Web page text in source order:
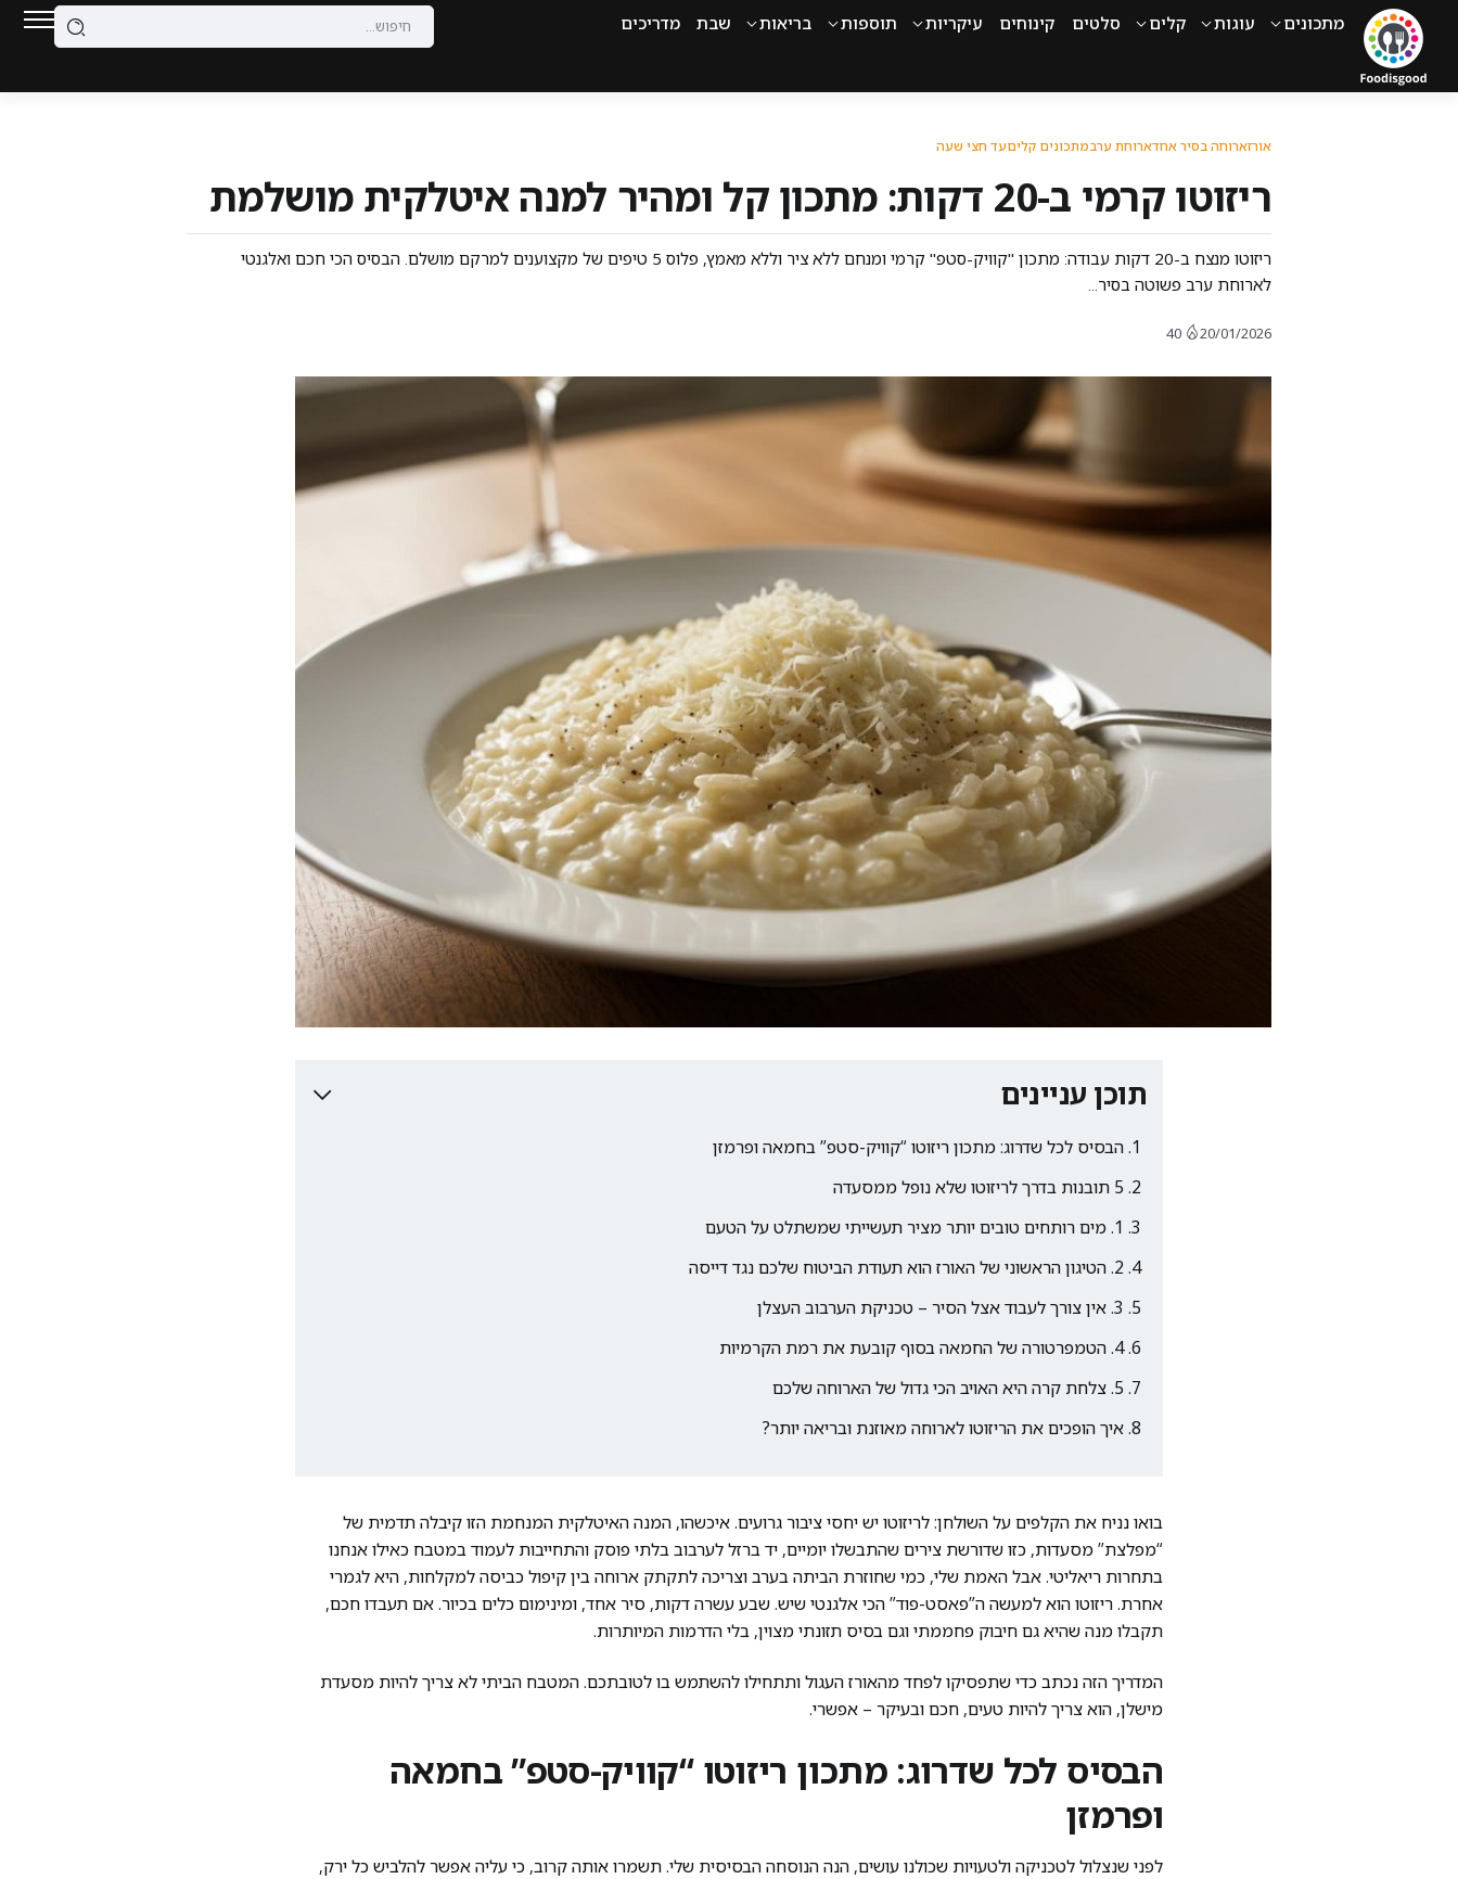
מתכונים עוגות קלים סלטים קינוחים עיקריות תוספות בריאות שבת מדריכים
אורזארוחה בסיר אחדארוחת ערבמתכונים קליםעד חצי שעה
ריזוטו קרמי ב-20 דקות: מתכון קל ומהיר למנה איטלקית מושלמת
ריזוטו מנצח ב-20 דקות עבודה: מתכון "קוויק-סטפ" קרמי ומנחם ללא ציר וללא מאמץ, פלוס 5 טיפים של מקצוענים למרקם מושלם. הבסיס הכי חכם ואלגנטי
לארוחת ערב פשוטה בסיר...
20/01/2026
40
תוכן עניינים
הבסיס לכל שדרוג: מתכון ריזוטו “קוויק-סטפ” בחמאה ופרמזן
5 תובנות בדרך לריזוטו שלא נופל ממסעדה
1. מים רותחים טובים יותר מציר תעשייתי שמשתלט על הטעם
2. הטיגון הראשוני של האורז הוא תעודת הביטוח שלכם נגד דייסה
3. אין צורך לעבוד אצל הסיר – טכניקת הערבוב העצלן
4. הטמפרטורה של החמאה בסוף קובעת את רמת הקרמיות
5. צלחת קרה היא האויב הכי גדול של הארוחה שלכם
איך הופכים את הריזוטו לארוחה מאוזנת ובריאה יותר?
בואו נניח את הקלפים על השולחן: לריזוטו יש יחסי ציבור גרועים. איכשהו, המנה האיטלקית המנחמת הזו קיבלה תדמית של
“מפלצת” מסעדות, כזו שדורשת צירים שהתבשלו יומיים, יד ברזל לערבוב בלתי פוסק והתחייבות לעמוד במטבח כאילו אנחנו
בתחרות ריאליטי. אבל האמת שלי, כמי שחוזרת הביתה בערב וצריכה לתקתק ארוחה בין קיפול כביסה למקלחות, היא לגמרי
אחרת. ריזוטו הוא למעשה ה”פאסט-פוד” הכי אלגנטי שיש. שבע עשרה דקות, סיר אחד, ומינימום כלים בכיור. אם תעבדו חכם,
תקבלו מנה שהיא גם חיבוק פחממתי וגם בסיס תזונתי מצוין, בלי הדרמות המיותרות.
המדריך הזה נכתב כדי שתפסיקו לפחד מהאורז העגול ותתחילו להשתמש בו לטובתכם. המטבח הביתי לא צריך להיות מסעדת
מישלן, הוא צריך להיות טעים, חכם ובעיקר – אפשרי.
הבסיס לכל שדרוג: מתכון ריזוטו “קוויק-סטפ” בחמאה
ופרמזן
לפני שנצלול לטכניקה ולטעויות שכולנו עושים, הנה הנוסחה הבסיסית שלי. תשמרו אותה קרוב, כי עליה אפשר להלביש כל ירק,